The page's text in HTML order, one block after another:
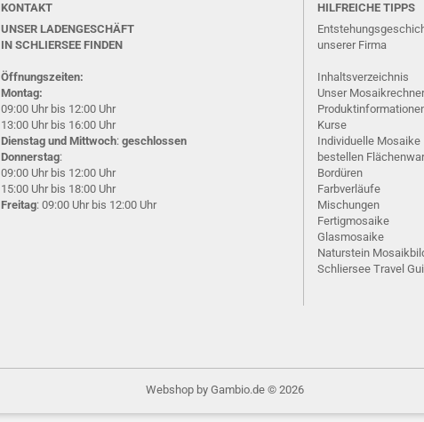
KONTAKT
UNSER LADENGESCHÄFT
IN SCHLIERSEEFINDEN
Öffnungszeiten:
Montag:
09:00 Uhr bis 12:00 Uhr
13:00 Uhr bis 16:00 Uhr
Dienstag und Mittwoch: geschlossen
Donnerstag:
09:00 Uhr bis 12:00 Uhr
15:00 Uhr bis 18:00 Uhr
Freitag: 09:00 Uhr bis 12:00 Uhr
HILFREICHE TIPPS
unserer Firma
Inhaltsverzeichnis
Unser
Kurse
Individuelle Mosaike
bestellen
Bordüren
Farbverläufe
Mischungen
Fertigmosaike
G lasmosaike
Naturstein
Schliersee Travel
Webshop by Gambio.de © 2026